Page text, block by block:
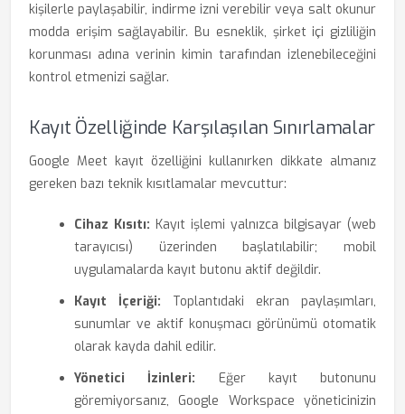
kişilerle paylaşabilir, indirme izni verebilir veya salt okunur
modda erişim sağlayabilir. Bu esneklik, şirket içi gizliliğin
korunması adına verinin kimin tarafından izlenebileceğini
kontrol etmenizi sağlar.
Kayıt Özelliğinde Karşılaşılan Sınırlamalar
Google Meet kayıt özelliğini kullanırken dikkate almanız
gereken bazı teknik kısıtlamalar mevcuttur:
Cihaz Kısıtı: Kayıt işlemi yalnızca bilgisayar (web
tarayıcısı) üzerinden başlatılabilir; mobil
uygulamalarda kayıt butonu aktif değildir.
Kayıt İçeriği: Toplantıdaki ekran paylaşımları,
sunumlar ve aktif konuşmacı görünümü otomatik
olarak kayda dahil edilir.
Yönetici İzinleri: Eğer kayıt butonunu
göremiyorsanız, Google Workspace yöneticinizin